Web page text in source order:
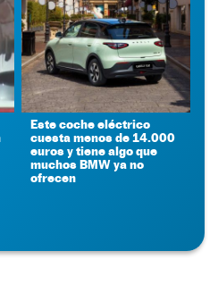
Este coche eléctrico
cuesta menos de 14.000
euros y tiene algo que
muchos BMW ya no
ofrecen